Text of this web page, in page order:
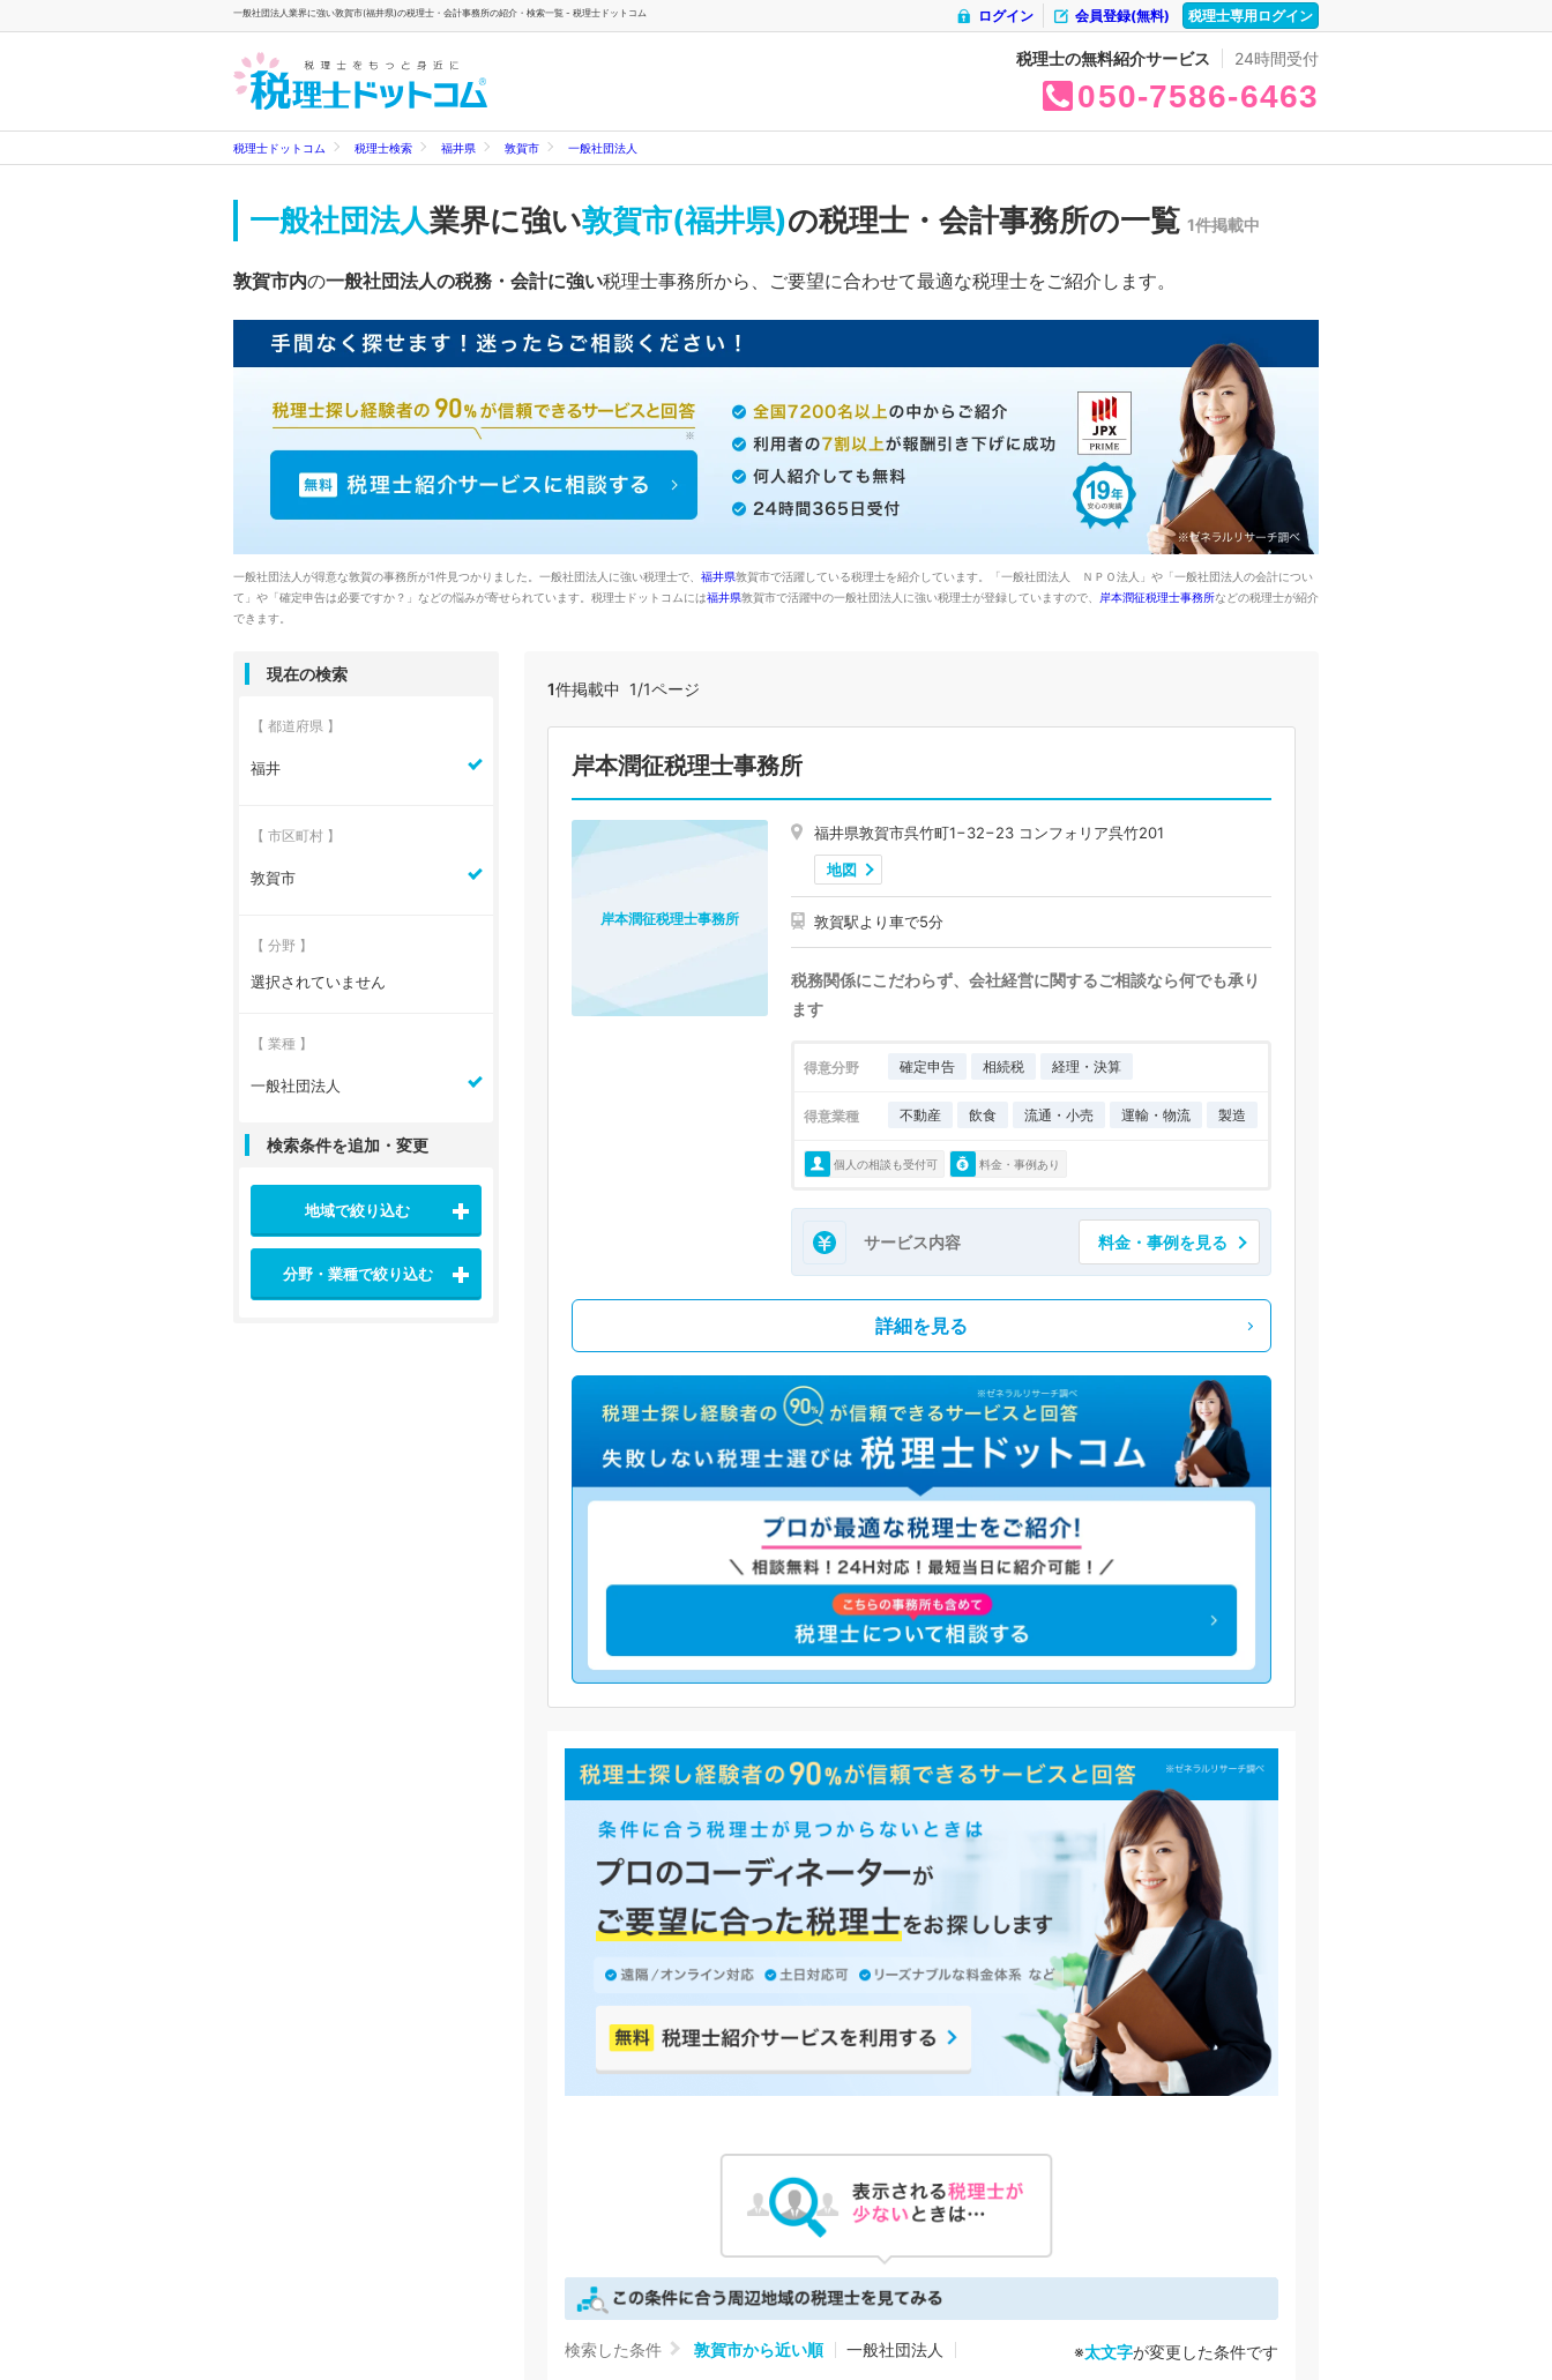
一般社団法人業界に強い敦賀市(福井県)の税理士・会計事務所の紹介・検索一覧 - 税理士ドットコム 税理士専用ログイン
会員登録(無料)
ログイン
税理士の無料紹介サービス 24時間受付
050 7586 6463
税理士ドットコム 税理士検索 福井県 敦賀市 一般社団法人
一般社団法人業界に強い敦賀市(福井県)の税理士・会計事務所の一覧 1件掲載中
敦賀市内の一般社団法人の税務・会計に強い税理士事務所から、ご要望に合わせて最適な税理士をご紹介します。
一般社団法人が得意な敦賀の事務所が1件見つかりました。一般社団法人に強い税理士で、 福井県敦賀市で活躍している税理士を紹介しています。「一般社団法人 ＮＰＯ法人」や「一般社団法人の会計につい
て」や「確定申告は必要ですか？」などの悩みが寄せられています。税理士ドットコムには福井県敦賀市で活躍中の一般社団法人に強い税理士が登録していますので、 岸本潤征税理士事務所などの税理士が紹介
できます。
1件掲載中 1/1ページ
岸本潤征税理士事務所
福井県敦賀市呉竹町1−32−23 コンフォリア呉竹201
地図
敦賀駅より車で5分
税務関係にこだわらず、会社経営に関するご相談なら何でも承り
ます
得意分野 確定申告 相続税 経理・決算
得意業種 不動産 飲食 流通・小売 運輸・物流 製造
個人の相談も受付可 料金・事例あり
岸本潤征税理士事務所
サービス内容 料金・事例を見る
詳細を見る
検索した条件 敦賀市から近い順 一般社団法人 ※太文字が変更した条件です
現在の検索
【 都道府県 】
福井
【 市区町村 】
敦賀市
【 分野 】
選択されていません
【 業種 】
一般社団法人
検索条件を追加・変更
地域で絞り込む
分野・業種で絞り込む